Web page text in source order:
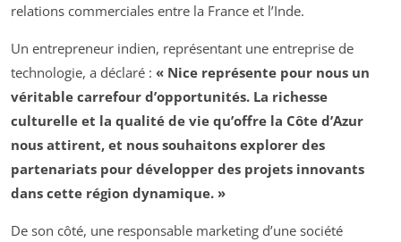
relations commerciales entre la France et l’Inde.
Un entrepreneur indien, représentant une entreprise de
technologie, a déclaré : « Nice représente pour nous un
véritable carrefour d’opportunités. La richesse
culturelle et la qualité de vie qu’offre la Côte d’Azur
nous attirent, et nous souhaitons explorer des
partenariats pour développer des projets innovants
dans cette région dynamique. »
De son côté, une responsable marketing d’une société